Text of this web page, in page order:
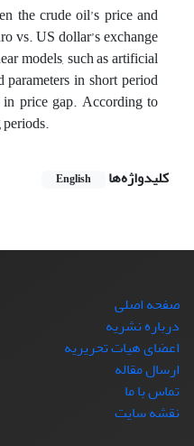
the crude oil’s price and
vs. US dollar’s exchange
models, such as artificial
in short period
price gap. According to
کلیدواژه‌ها
English
صفحه اصلی
درباره نشریه
اعضای هیات تحریریه
ارسال مقاله
تماس با ما
نقشه سایت